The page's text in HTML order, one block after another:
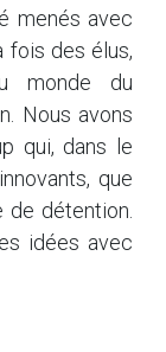
menés avec
fois des élus,
monde du
Nous avons
qui, dans le
que
détention.
idées avec